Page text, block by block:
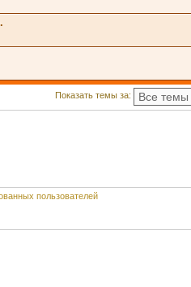
Показать темы за:
пользователей